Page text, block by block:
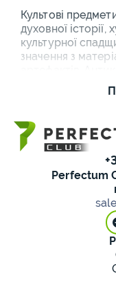
Культові
духовної
культурної
значення з
розповідають
церковного
епох.
форм та
Церковний
охоплює широкий
Натільні
Perfectum